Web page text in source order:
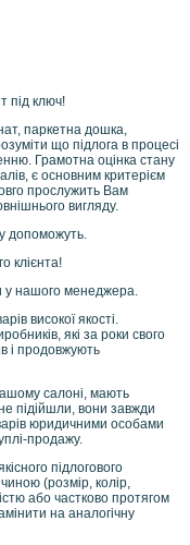
під ключ!
паркетна дошка,
що підлога в процесі
Грамотна оцінка стану
є основним критерієм
прослужить Вам
вигляду.
допоможуть.
клієнта!
у нашого менеджера.
високої якості.
які за роки свого
і продовжують
салоні, мають
підійшли, вони завжди
юридичними особами
продажу.
підлогового
(розмір, колір,
або частково протягом
на аналогічну